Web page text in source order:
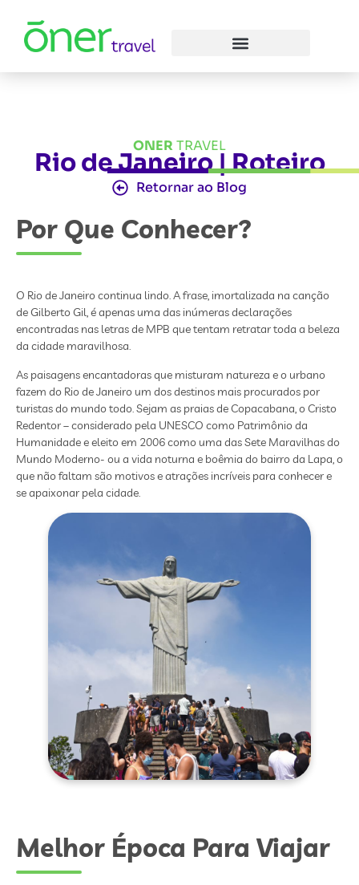
ONER TRAVEL
Rio de Janeiro | Roteiro
Retornar ao Blog
Por Que Conhecer?
O Rio de Janeiro continua lindo. A frase, imortalizada na canção
de Gilberto Gil, é apenas uma das inúmeras declarações
encontradas nas letras de MPB que tentam retratar toda a beleza
da cidade maravilhosa.
As paisagens encantadoras que misturam natureza e o urbano
fazem do Rio de Janeiro um dos destinos mais procurados por
turistas do mundo todo. Sejam as praias de Copacabana, o Cristo
Redentor – considerado pela UNESCO como Patrimônio da
Humanidade e eleito em 2006 como uma das Sete Maravilhas do
Mundo Moderno- ou a vida noturna e boêmia do bairro da Lapa, o
que não faltam são motivos e atrações incríveis para conhecer e
se apaixonar pela cidade.
Melhor Época Para Viajar